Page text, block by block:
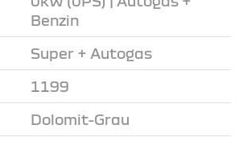
Benzin
Super + Autogas
1199
Dolomit-Grau